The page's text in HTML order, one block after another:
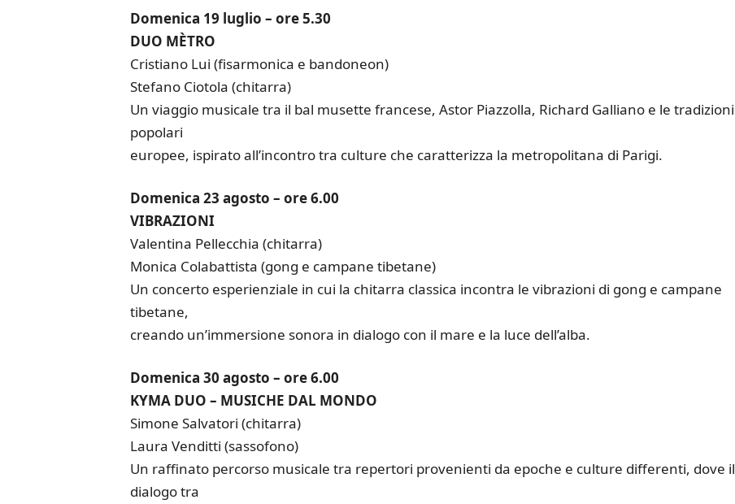
Domenica 19 luglio – ore 5.30
DUO MÈTRO
Cristiano Lui (fisarmonica e bandoneon)
Stefano Ciotola (chitarra)
Un viaggio musicale tra il bal musette francese, Astor Piazzolla, Richard Galliano e le tradizioni
popolari
europee, ispirato all’incontro tra culture che caratterizza la metropolitana di Parigi.
Domenica 23 agosto – ore 6.00
VIBRAZIONI
Valentina Pellecchia (chitarra)
Monica Colabattista (gong e campane tibetane)
Un concerto esperienziale in cui la chitarra classica incontra le vibrazioni di gong e campane
tibetane,
creando un’immersione sonora in dialogo con il mare e la luce dell’alba.
Domenica 30 agosto – ore 6.00
KYMA DUO – MUSICHE DAL MONDO
Simone Salvatori (chitarra)
Laura Venditti (sassofono)
Un raffinato percorso musicale tra repertori provenienti da epoche e culture differenti, dove il
dialogo tra